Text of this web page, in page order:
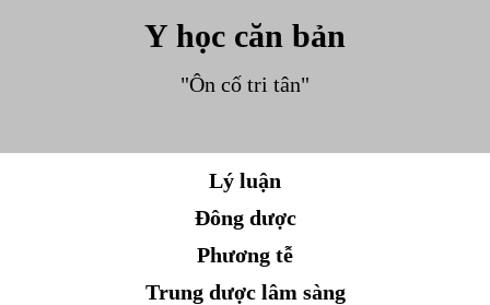
Y học căn bản
"Ôn cố tri tân"
Lý luận
Đông dược
Phương tễ
Trung dược lâm sàng